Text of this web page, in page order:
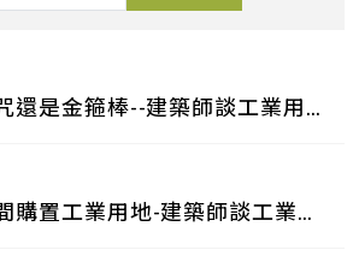
還是金箍棒--建築師談工業用
購置工業用地-建築師談工業用